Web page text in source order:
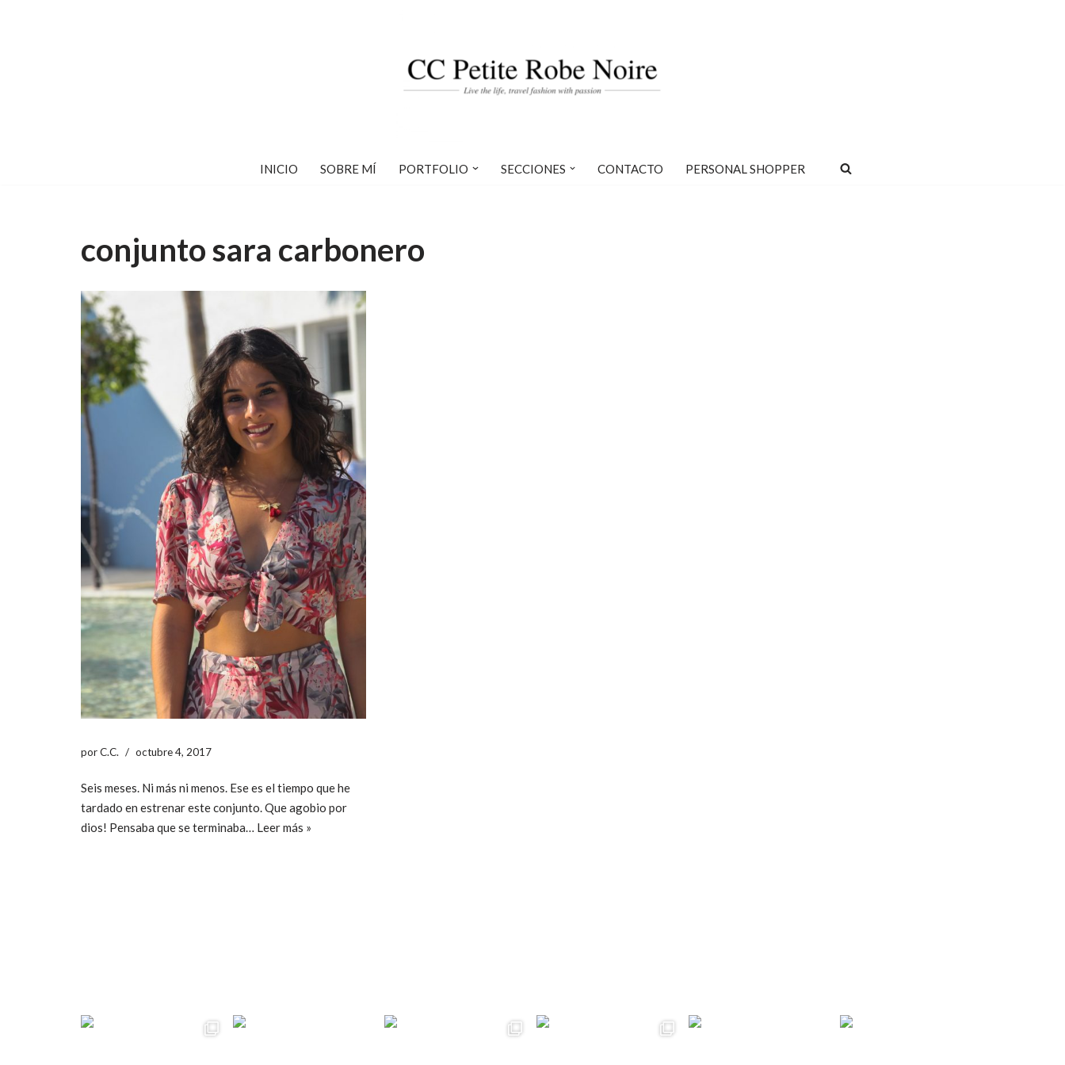
INICIO SOBRE MÍ PORTFOLIO SECCIONES CONTACTO PERSONAL SHOPPER
conjunto sara carbonero
porC.C. octubre 4, 2017
Seis meses. Ni más ni menos. Ese es el tiempo que he
tardado en estrenar este conjunto. Que agobio por
dios! Pensaba que se terminaba… Leer más »